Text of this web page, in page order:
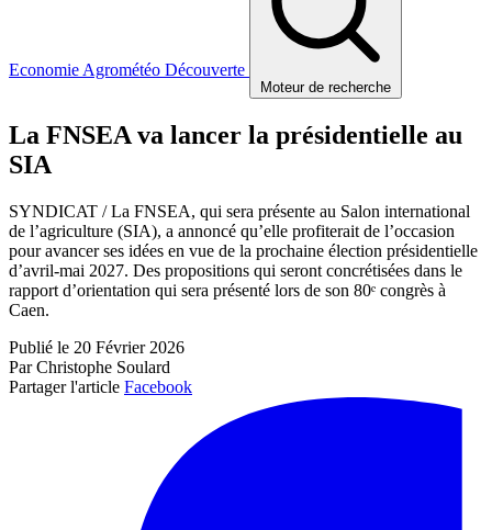
Economie Agrométéo Découverte
Moteur de recherche
La FNSEA va lancer la présidentielle au
SIA
SYNDICAT / La FNSEA, qui sera présente au Salon international
de l’agriculture (SIA), a annoncé qu’elle profiterait de l’occasion
pour avancer ses idées en vue de la prochaine élection présidentielle
d’avril-mai 2027. Des propositions qui seront concrétisées dans le
rapport d’orientation qui sera présenté lors de son 80ᵉ congrès à
Caen.
Publié le 20 Février 2026
Par Christophe Soulard
Partager l'article Facebook